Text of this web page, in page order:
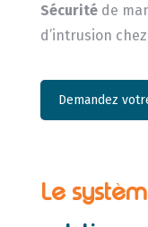
Sécuritéde
d’intrusion
Demandez
Le